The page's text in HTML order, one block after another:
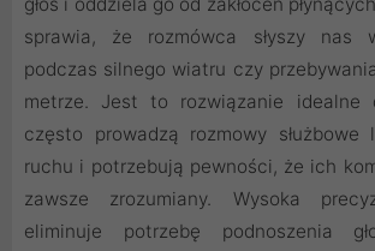
głos i oddziela go od zakłóceń
sprawia, że rozmówca słyszy nas
podczas silnego wiatru czy
metrze. Jest to rozwiązanie idealne
często prowadzą rozmowy
ruchu i potrzebują pewności, że ich
zawsze zrozumiany. Wysoka
eliminuje potrzebę podnoszenia